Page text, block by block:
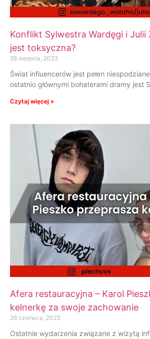
Konflikt Sylwestra Wardęgi i Julii
jest toksyczna?
28 sierpnia, 2023
Świat influencerów jest pełen
ostatnio głównymi bohaterami dramy jest
Czytaj więcej »
Afera restauracyjna – Karol
kelnerkę za swoje zachowanie
26 czerwca, 2023
Ostatnie wydarzenia związane z wizytą